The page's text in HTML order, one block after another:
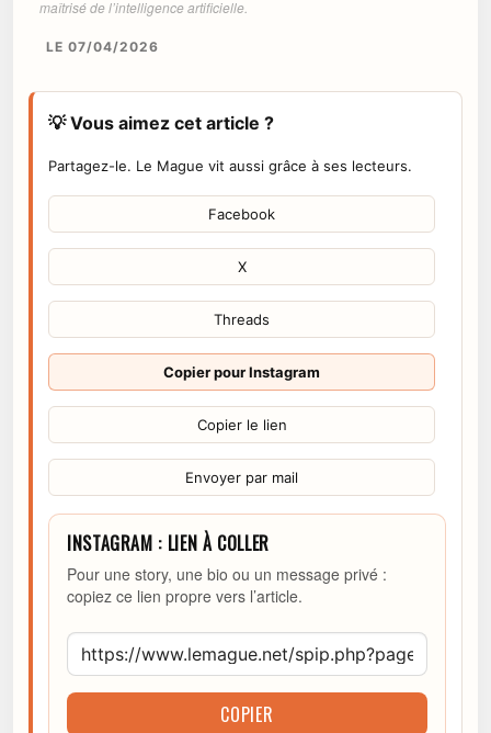
maîtrisé de l’intelligence artificielle.
LE 07/04/2026
💡 Vous aimez cet article ?
Partagez-le. Le Mague vit aussi grâce à ses lecteurs.
Facebook
X
Threads
Copier pour Instagram
Copier le lien
Envoyer par mail
INSTAGRAM : LIEN À COLLER
Pour une story, une bio ou un message privé :
copiez ce lien propre vers l’article.
COPIER